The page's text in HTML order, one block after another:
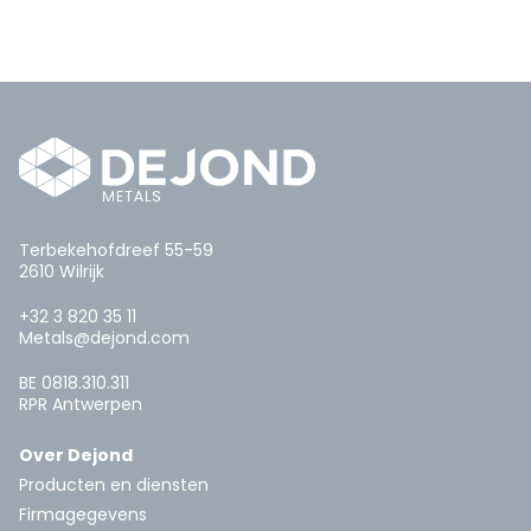
Terbekehofdreef 55-59
2610 Wilrijk
+32 3 820 35 11
Metals@dejond.com
BE 0818.310.311
RPR Antwerpen
Over Dejond
Producten en diensten
Firmagegevens